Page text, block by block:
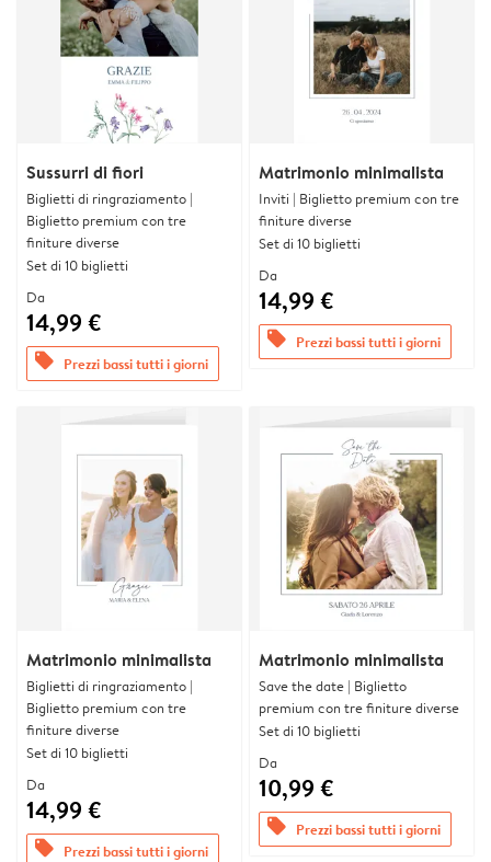
Sussurri di fiori
Biglietti di ringraziamento |
Biglietto premium con tre
finiture diverse
Set di 10 biglietti
Da
14,99 €
offers Prezzi bassi tutti i giorni
Matrimonio minimalista
Inviti | Biglietto premium con tre
finiture diverse
Set di 10 biglietti
Da
14,99 €
offers Prezzi bassi tutti i giorni
Matrimonio minimalista
Biglietti di ringraziamento |
Biglietto premium con tre
finiture diverse
Set di 10 biglietti
Da
14,99 €
offers Prezzi bassi tutti i giorni
Matrimonio minimalista
Save the date | Biglietto
premium con tre finiture diverse
Set di 10 biglietti
Da
10,99 €
offers Prezzi bassi tutti i giorni